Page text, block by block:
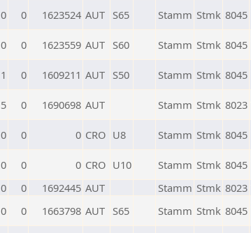
0 0 1623524 AUT S65 Stamm Stmk 8045
0 0 1623559 AUT S60 Stamm Stmk 8045
1 0 1609211 AUT S50 Stamm Stmk 8045
0 1690698 AUT Stamm Stmk 8023
0 0 0 CRO U8 Stamm Stmk 8045
0 0 0 CRO U10 Stamm Stmk 8045
0 0 1692445 AUT Stamm Stmk 8023
0 0 1663798 AUT S65 Stamm Stmk 8045